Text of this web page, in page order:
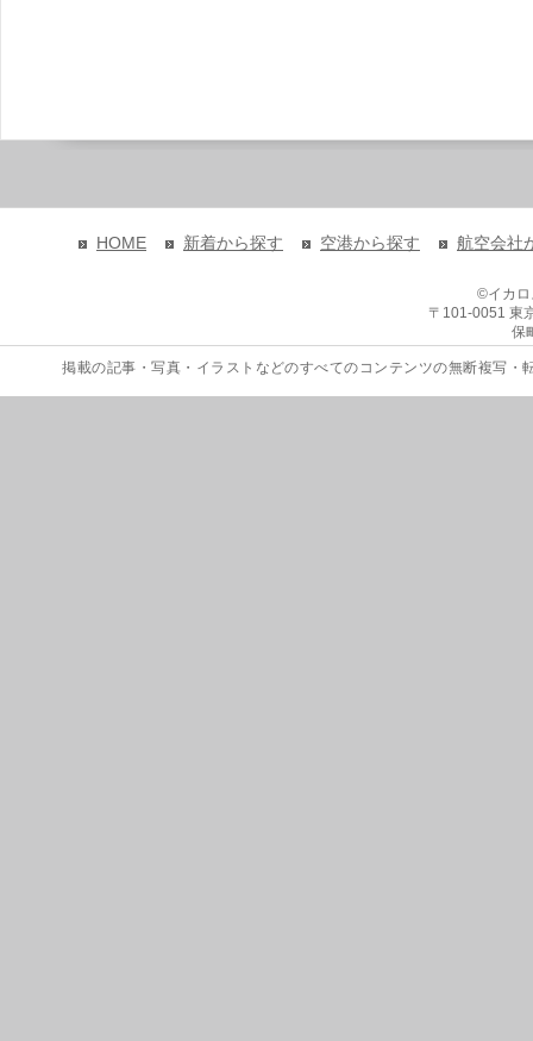
HOME 新着から探す 空港から探す 航空会社
©イカ
〒101-0051 東
保
掲載の記事・写真・イラストなどのすべてのコンテンツの無断複